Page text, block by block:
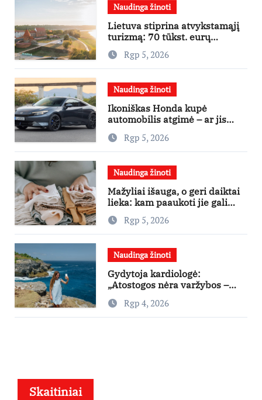
Naudinga žinoti
Lietuva stiprina atvykstamąjį
turizmą: 70 tūkst. eurų
investicijų užsienio turistams
pritraukti
Rgp 5, 2026
Naudinga žinoti
Ikoniškas Honda kupė
automobilis atgimė – ar jis
pateisins pirkėjų lūkesčius?
Rgp 5, 2026
Naudinga žinoti
Mažyliai išauga, o geri daiktai
lieka: kam paaukoti jie gali
būti aukso vertės?
Rgp 5, 2026
Naudinga žinoti
Gydytoja kardiologė:
„Atostogos nėra varžybos –
nereikia stengtis per vieną
dieną pamatyti visų lankytinų
vietų“
Rgp 4, 2026
Skaitiniai